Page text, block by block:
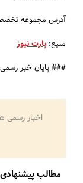
آدرس مجموعه تخصصی
منبع: پارت نیوز
### پایان خبر رسمی
اخبار رسمی
مطالب پیشنهادی